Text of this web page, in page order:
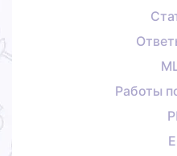
Работы